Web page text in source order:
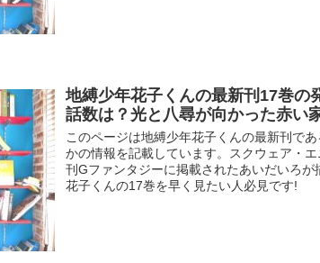
地縛少年花子くんの最新刊17巻の
話数は？光と八尋が向かった赤い
このページは地縛少年花子くんの最新刊で
かの情報を記載しています。スクウェア・
刊Gファンタジーに掲載されたあいだいろ
花子くんの17巻を早く見たい人必見です!